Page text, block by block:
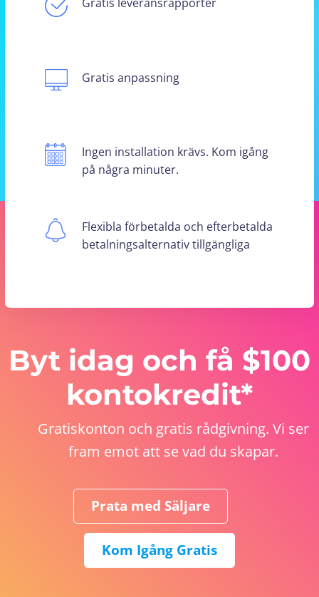
Gratis anpassning
Ingen installation krävs. Kom igång
på några minuter.
Flexibla förbetalda och efterbetalda
betalningsalternativ tillgängliga
Byt idag och få $100
kontokredit*
Gratiskonton och gratis rådgivning. Vi ser
fram emot att se vad du skapar.
Prata med Säljare
Kom Igång Gratis